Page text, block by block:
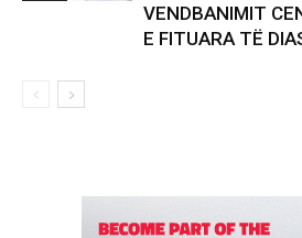
VENDBANIMIT
E FITUARA TË